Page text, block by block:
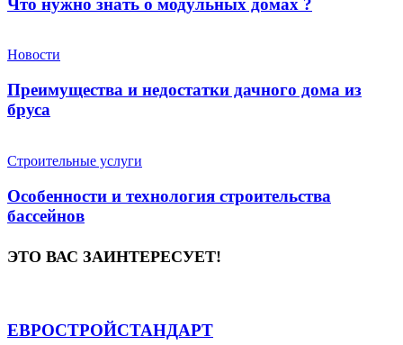
Что нужно знать о модульных домах ?
Новости
Преимущества и недостатки дачного дома из
бруса
Строительные услуги
Особенности и технология строительства
бассейнов
ЭТО ВАС ЗАИНТЕРЕСУЕТ!
ЕВРОСТРОЙСТАНДАРТ